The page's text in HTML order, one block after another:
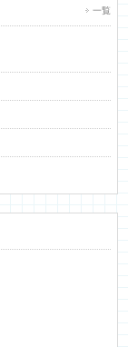
一覧